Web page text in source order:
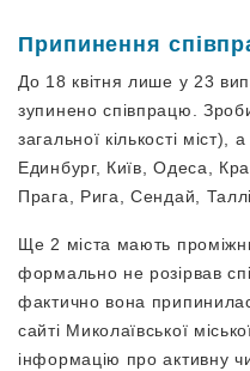
Припинення
До 18 квітня лише у 23
зупинено співпрацю.
загальної кількості
Единбург, Київ, Одеса,
Прага, Рига, Сендай,
Ще 2 міста мають
формально не розірвав
фактично вона
сайті Миколаївської
інформацію про активну